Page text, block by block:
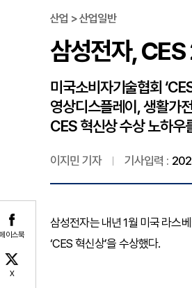
이스북
X
산업 > 산업일반
삼성전자,
미국소비자기술협회
영상디스플레이, 생활가
CES 혁신상 수상 노하우
이지민 기자 기사입력 :
삼성전자는 내년 1월 미국 라스
‘CES 혁신상’을 수상했다.